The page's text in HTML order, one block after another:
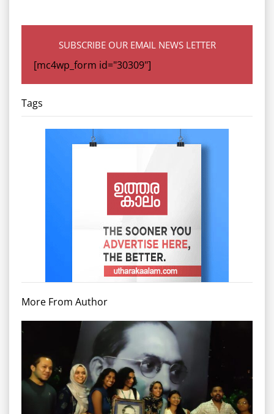
SUBSCRIBE OUR EMAIL NEWS LETTER
[mc4wp_form id="30309"]
Tags
More From Author